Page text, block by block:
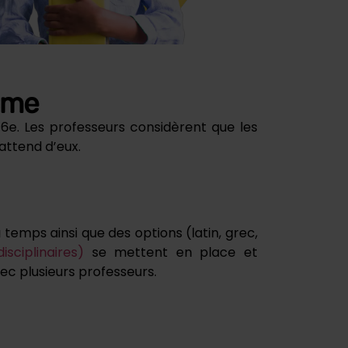
Les professeurs considèrent que les
d’eux.
ainsi que des options (latin, grec,
se mettent en place et
plusieurs professeurs.